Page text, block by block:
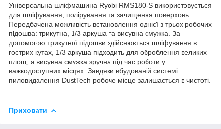
Універсальна шліфмашина Ryobi RMS180-S використовується
для шліфування, полірування та зачищення поверхонь.
Передбачена можливість встановлення однієї з трьох робочих
підошва: трикутна, 1/3 аркуша та висувна смужка. За
допомогою трикутної підошви здійснюється шліфування в
гострих кутах, 1/3 аркуша підходить для оброблення великих
площ, а висувна смужка зручна під час роботи у
важкодоступних місцях. Завдяки вбудованій системі
пиловидалення DustTech робоче місце залишається в чистоті.
Приховати